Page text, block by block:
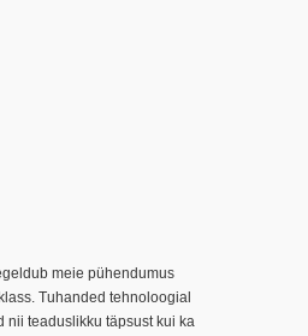
meie pühendumus
Tuhanded tehnoloogial
nii teaduslikku täpsust kui ka